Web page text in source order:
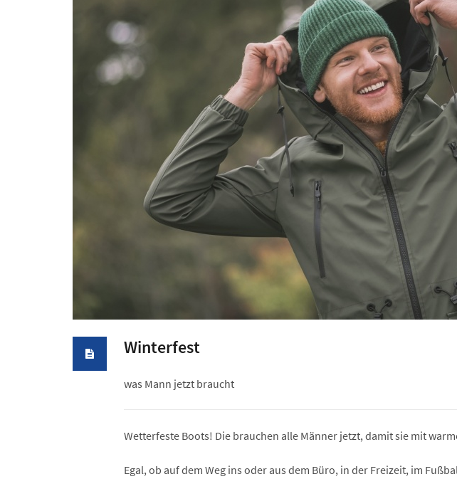
Winterfest
was Mann jetzt braucht
Wetterfeste Boots! Die brauchen alle Männer jetzt, damit sie mit
Egal, ob auf dem Weg ins oder aus dem Büro, in der Freizeit, im